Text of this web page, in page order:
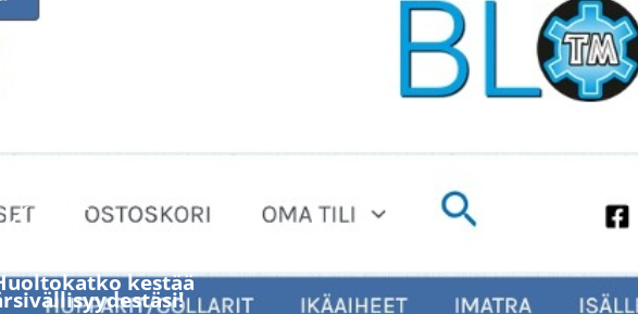
kestää